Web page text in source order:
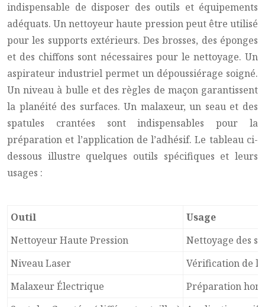
indispensable de disposer des outils et équipements
adéquats. Un nettoyeur haute pression peut être utilisé
pour les supports extérieurs. Des brosses, des éponges
et des chiffons sont nécessaires pour le nettoyage. Un
aspirateur industriel permet un dépoussiérage soigné.
Un niveau à bulle et des règles de maçon garantissent
la planéité des surfaces. Un malaxeur, un seau et des
spatules crantées sont indispensables pour la
préparation et l’application de l’adhésif. Le tableau ci-
dessous illustre quelques outils spécifiques et leurs
usages :
Outil
Usage
Nettoyeur Haute Pression
Nettoyage des
Niveau Laser
Vérification de
Malaxeur Électrique
Préparation